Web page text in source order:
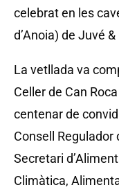
celebrat en les
d’Anoia) de Juvé
La vetllada va
Celler de Can
centenar de
Consell Regulador
Secretari
Climàtica,